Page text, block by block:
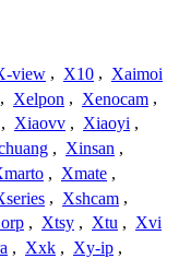
view , X10 , Xaimoi
, Xelpon , Xenocam ,
, Xiaovv , Xiaoyi ,
, Xinsan ,
, Xmate ,
, Xshcam ,
, Xtsy , Xtu , Xvi
, Xxk , Xy-ip ,